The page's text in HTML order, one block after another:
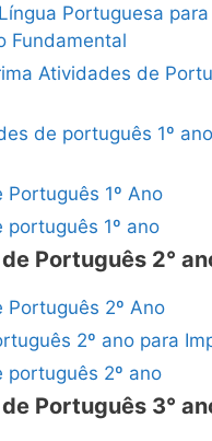
Portuguesa para
Fundamental
Atividades de
de português 1º
1º Ano
português 1º ano
Português 2°
Português 2º Ano
2º ano para
português 2º ano
Português 3°